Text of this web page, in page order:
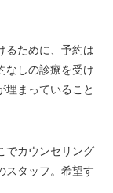
るために、予約は
なしの診療を受け
埋まっていること
でカウンセリング
スタッフ。希望す